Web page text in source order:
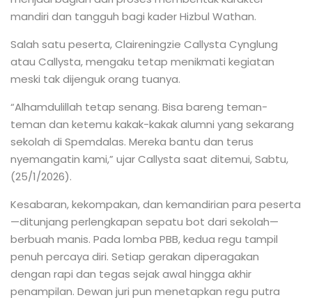
mandiri dan tangguh bagi kader Hizbul Wathan.
Salah satu peserta, Claireningzie Callysta Cynglung
atau Callysta, mengaku tetap menikmati kegiatan
meski tak dijenguk orang tuanya.
“Alhamdulillah tetap senang. Bisa bareng teman-
teman dan ketemu kakak-kakak alumni yang sekarang
sekolah di Spemdalas. Mereka bantu dan terus
nyemangatin kami,” ujar Callysta saat ditemui, Sabtu,
(25/1/2026).
Kesabaran, kekompakan, dan kemandirian para peserta
—ditunjang perlengkapan sepatu bot dari sekolah—
berbuah manis. Pada lomba PBB, kedua regu tampil
penuh percaya diri. Setiap gerakan diperagakan
dengan rapi dan tegas sejak awal hingga akhir
penampilan. Dewan juri pun menetapkan regu putra